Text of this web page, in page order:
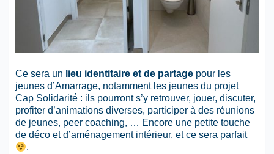
Ce sera un lieu identitaire et de partage pour les
jeunes d’Amarrage, notamment les jeunes du projet
Cap Solidarité : ils pourront s’y retrouver, jouer, discuter,
profiter d’animations diverses, participer à des réunions
de jeunes, peer coaching, … Encore une petite touche
de déco et d’aménagement intérieur, et ce sera parfait
.